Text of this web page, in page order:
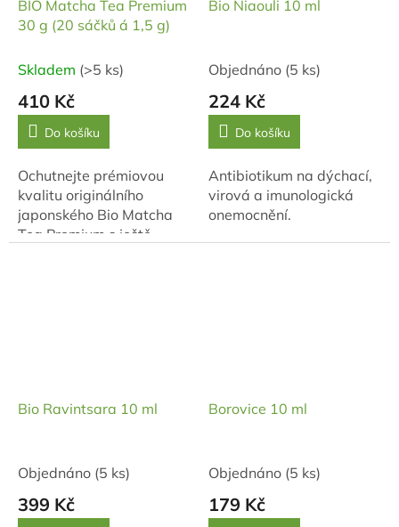
BIO Matcha Tea Premium
30 g (20 sáčků á 1,5 g)
Skladem (>5 ks)
410 Kč
Do košíku
Ochutnejte prémiovou
kvalitu originálního
japonského Bio Matcha
Tea Premium s ještě
Bio Niaouli 10 ml
Objednáno (5 ks)
224 Kč
Do košíku
Antibiotikum na dýchací,
virová a imunologická
onemocnění.
Bio Ravintsara 10 ml
Objednáno (5 ks)
399 Kč
Borovice 10 ml
Objednáno (5 ks)
179 Kč